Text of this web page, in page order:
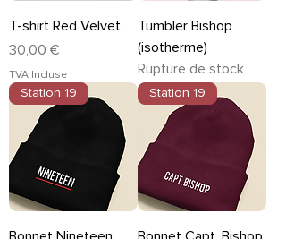
T-shirt Red Velvet
Prix
30,00 €
TVA Incluse
Tumbler Bishop
(isotherme)
Rupture de stock
Station 19 Station 19